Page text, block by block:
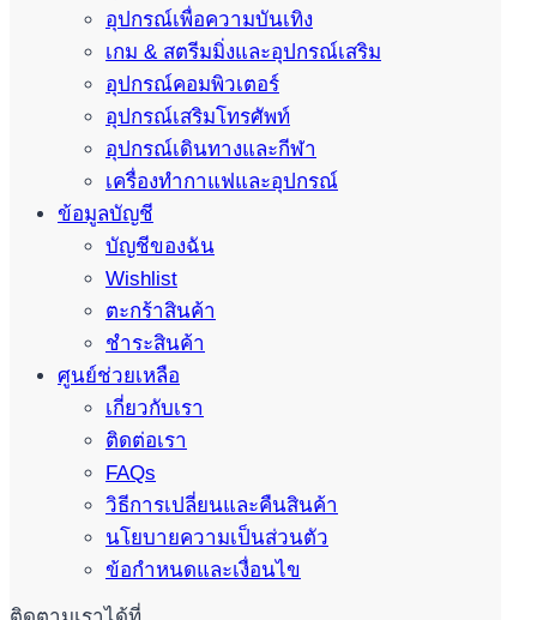
อุปกรณ์เพื่อความบันเทิง
เกม & สตรีมมิ่งและอุปกรณ์เสริม
อุปกรณ์คอมพิวเตอร์
อุปกรณ์เสริมโทรศัพท์
อุปกรณ์เดินทางและกีฬา
เครื่องทำกาแฟและอุปกรณ์
ข้อมูลบัญชี
บัญชีของฉัน
Wishlist
ตะกร้าสินค้า
ชำระสินค้า
ศูนย์ช่วยเหลือ
เกี่ยวกับเรา
ติดต่อเรา
FAQs
วิธีการเปลี่ยนและคืนสินค้า
นโยบายความเป็นส่วนตัว
ข้อกำหนดและเงื่อนไข